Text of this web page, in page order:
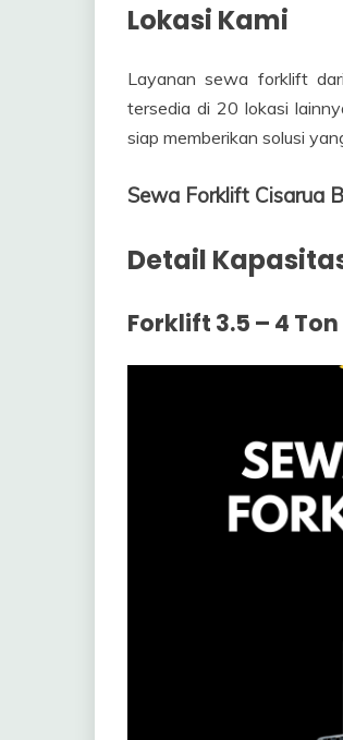
Lokasi Kami
Layanan sewa forklift
tersedia di 20 lokasi
siap memberikan solusi
Sewa Forklift Cisarua
Detail
Forklift 3.5 – 4 Ton